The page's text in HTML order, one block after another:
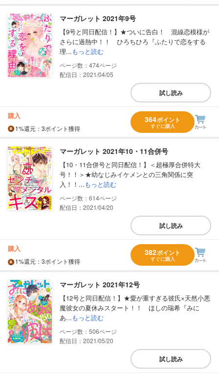
マーガレット 2021年9号
【9号と同日配信！】★ついに告白！ 混線恋模様が
さらに過熱中！！ ひろちひろ『ふたりで恋をする
理...もっと読む
474
配信日：2021/04/05
試し読み
購入
1%還元 ：3ポイント獲得
364ポイント
すぐに購入
マーガレット 2021年10・11合併号
【10・11合併号と同日配信！】＜超極厚合併特大
号！！＞★幼なじみイケメンとの三角関係に突
入！！...もっと読む
614
配信日：2021/04/20
試し読み
購入
1%還元 ：3ポイント獲得
382ポイント
すぐに購入
マーガレット 2021年12号
【12号と同日配信！】★愛が重すぎる彼氏×天然小悪
魔彼女の夏休みスタート！！ ほしの瑞希『みに
あ...もっと読む
506
配信日：2021/05/20
試し読み